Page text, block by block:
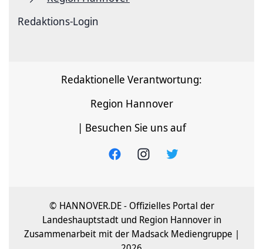
Redaktions-Login
Redaktionelle Verantwortung:
Region Hannover
| Besuchen Sie uns auf
© HANNOVER.DE - Offizielles Portal der
Landeshauptstadt und Region Hannover in
Zusammenarbeit mit der Madsack Mediengruppe |